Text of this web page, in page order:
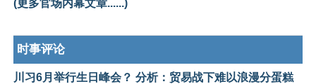
(更多官场内幕文章......)
时事评论
川习6月举行生日峰会？ 分析：贸易战下难以浪漫分蛋糕